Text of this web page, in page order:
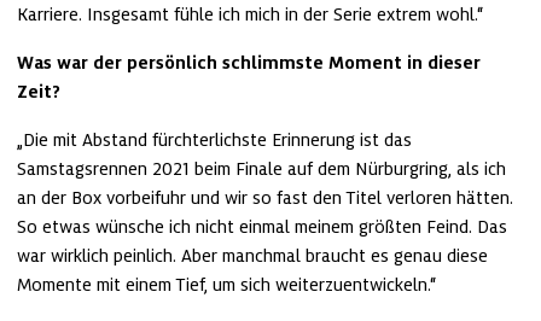
Karriere. Insgesamt fühle ich mich in der Serie extrem wohl.“
Was war der persönlich schlimmste Moment in dieser
Zeit?
„Die mit Abstand fürchterlichste Erinnerung ist das
Samstagsrennen 2021 beim Finale auf dem Nürburgring, als ich
an der Box vorbeifuhr und wir so fast den Titel verloren hätten.
So etwas wünsche ich nicht einmal meinem größten Feind. Das
war wirklich peinlich. Aber manchmal braucht es genau diese
Momente mit einem Tief, um sich weiterzuentwickeln.“